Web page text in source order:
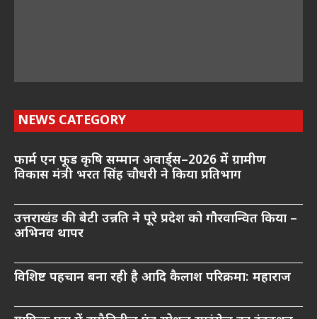
NEWS CATEGORY
फार्म एन फूड कृषि सम्मान अवार्ड्स–2026 में ग्रामीण
विकास मंत्री भरत सिंह चौधरी ने किया प्रतिभाग
उत्तराखंड की बेटी उन्नति ने पूरे प्रदेश को गौरवान्वित किया –
अभिनव थापर
विशिष्ट पहचान बना रही है आदि कैलाश परिक्रमा: महाराज